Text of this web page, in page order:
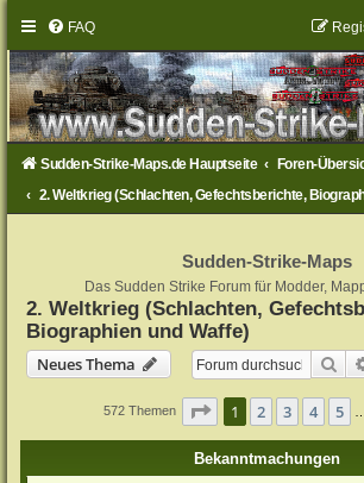
FAQ
Sudden-Strike-Maps.de Hauptseite Foren-
2. Weltkrieg (Schlachten, Gefechtsberichte,
Sudden-Strike-Maps
Das Sudden Strike Forum für Modder,
2. Weltkrieg (Schlachten,
Biographien und Waffe)
Neues Thema
572 Themen Seite 1von 12
1 2 3 4 5
Bekanntmachungen